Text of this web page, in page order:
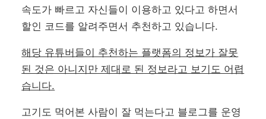
속도가 빠르고 자신들이 이용하고 있다고 하면서
할인 코드를 알려주면서 추천하고 있습니다.
해당 유튜버들이 추천하는 플랫폼의 정보가 잘못
된 것은 아니지만 제대로 된 정보라고 보기도 어렵
습니다.
고기도 먹어본 사람이 잘 먹는다고 블로그를 운영